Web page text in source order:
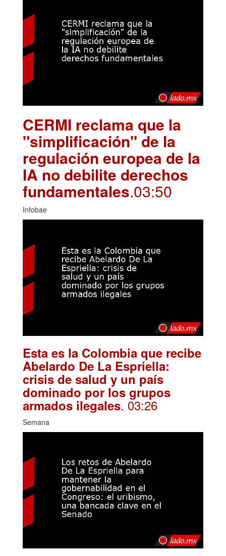
CERMI reclama que la
"simplificación" de la
regulación europea de la
IA no debilite derechos
fundamentales.03:50
Infobae
Esta es la Colombia que recibe
Abelardo De La Espriella:
crisis de salud y un país
dominado por los grupos
armados ilegales. 03:26
Semana